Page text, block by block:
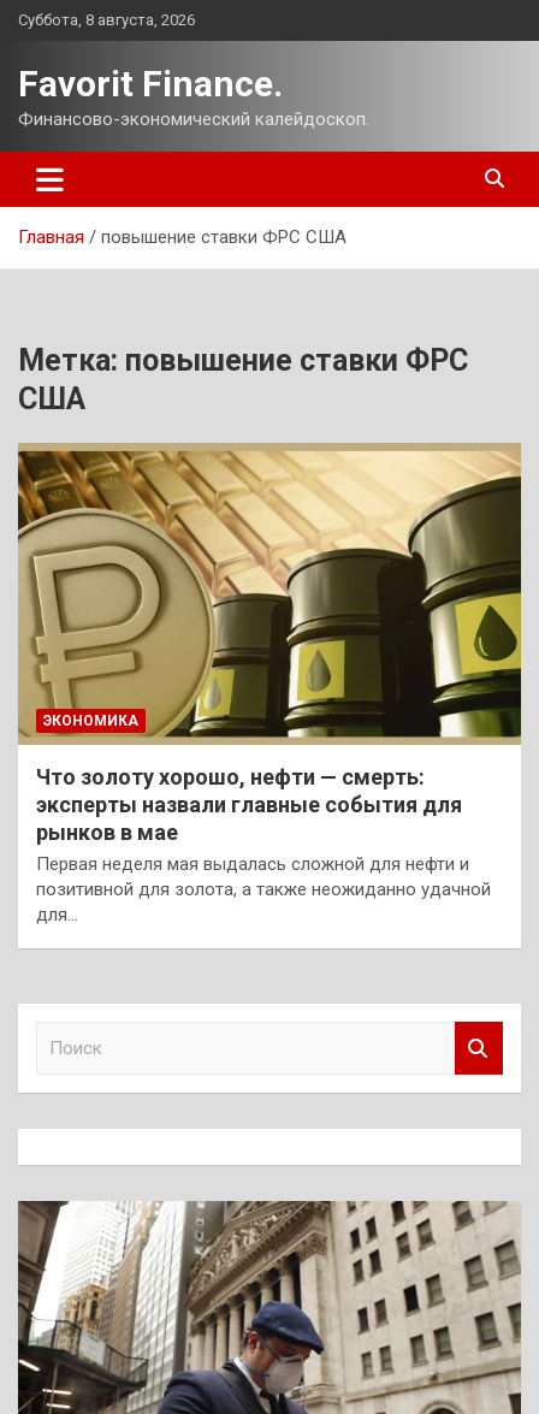
Перейти
Суббота, 8 августа, 2026
Favorit Finance.
Финансово-экономический калейдоскоп.
Главная повышение ставки ФРС США
Метка: повышение ставки ФРС
США
ЭКОНОМИКА
Что золоту хорошо, нефти — смерть:
эксперты назвали главные события для
рынков в мае
Первая неделя мая выдалась сложной для нефти и
позитивной для золота, а также неожиданно удачной
для…
к